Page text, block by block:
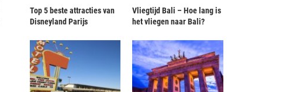
Top 5 beste attracties van
Disneyland Parijs
Vliegtijd Bali – Hoe lang is
het vliegen naar Bali?